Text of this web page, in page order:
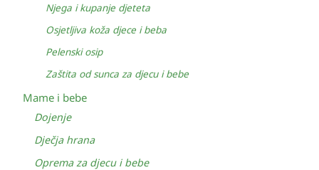
Njega i kupanje djeteta
Osjetljiva koža djece i beba
Pelenski osip
Zaštita od sunca za djecu i bebe
Mame i bebe
Dojenje
Dječja hrana
Oprema za djecu i bebe